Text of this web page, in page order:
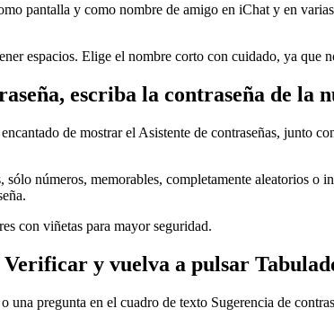
pantalla y como nombre de amigo en iChat y en
espacios. Elige el nombre corto con cuidado, ya que
escriba la contraseña de la
de mostrar el Asistente de contraseñas, junto
números, memorables, completamente aleatorios o
con viñetas para mayor seguridad.
Verificar y vuelva a pulsar
pregunta en el cuadro de texto Sugerencia de